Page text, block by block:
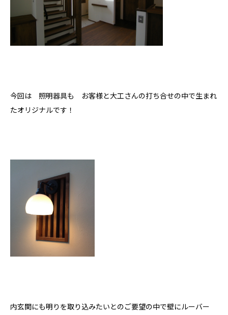
私たちについて
今回は 照明器具も お客様と大工さんの打ち合せの中で生まれ
たオリジナルです！
内玄関にも明りを取り込みたいとのご要望の中で壁にルーバー